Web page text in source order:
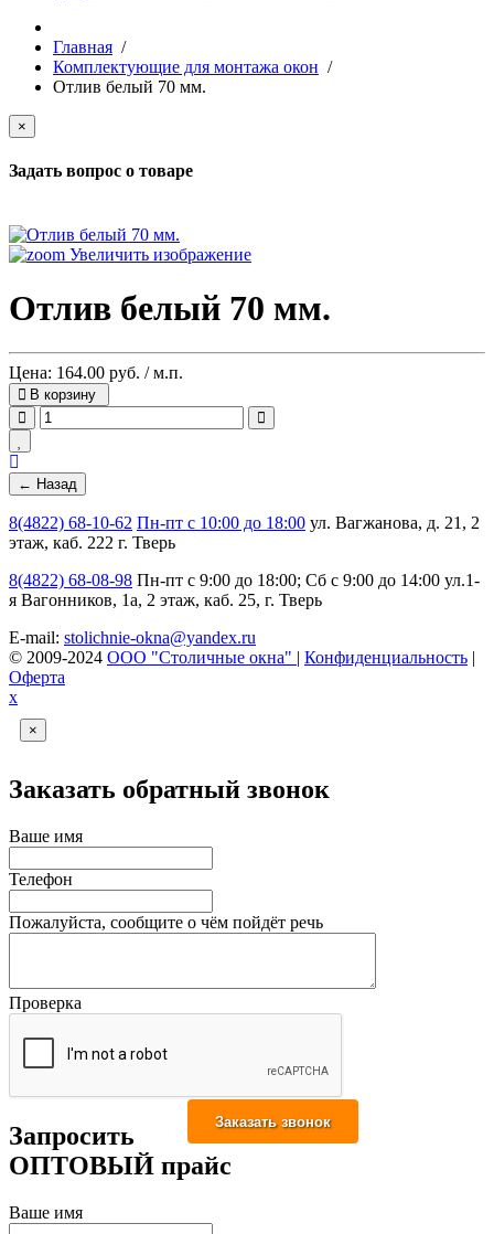
Главная /
Комплектующие для монтажа окон /
Отлив белый 70 мм.
×
Задать вопрос о товаре
Увеличить изображение
Отлив белый 70 мм.
Цена: 164.00 руб. / м.п.
В корзину
8(4822) 68-10-62 Пн-пт с 10:00 до 18:00 ул. Вагжанова, д. 21, 2
этаж, каб. 222 г. Тверь
8(4822) 68-08-98 Пн-пт с 9:00 до 18:00; Сб с 9:00 до 14:00 ул.1-
я Вагонников, 1а, 2 этаж, каб. 25, г. Тверь
E-mail: stolichnie-okna@yandex.ru
© 2009-2024 ООО "Столичные окна" | Конфиденциальность |
Оферта
х
×
Заказать обратный звонок
Ваше имя
Телефон
Пожалуйста, сообщите о чём пойдёт речь
Проверка
Запросить
ОПТОВЫЙ прайс
Ваше имя